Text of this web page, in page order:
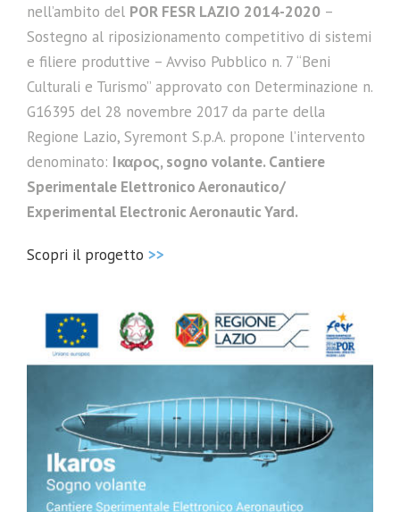
nell’ambito del POR FESR LAZIO 2014-2020 –
Sostegno al riposizionamento competitivo di sistemi
e filiere produttive – Avviso Pubblico n. 7 “Beni
Culturali e Turismo” approvato con Determinazione n.
G16395 del 28 novembre 2017 da parte della
Regione Lazio, Syremont S.p.A. propone l’intervento
denominato: Iκαρος, sogno volante. Cantiere
Sperimentale Elettronico Aeronautico/
Experimental Electronic Aeronautic Yard.
Scopri il progetto >>